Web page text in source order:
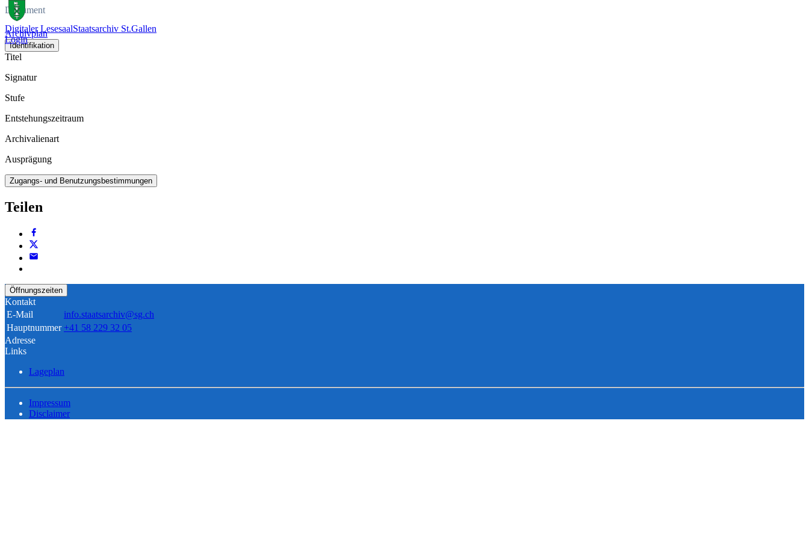
Digitaler LesesaalStaatsarchiv St.Gallen
Login
Dokument
Archivplan
Identifikation
Titel
Signatur
Stufe
Entstehungszeitraum
Archivalienart
Ausprägung
Zugangs- und Benutzungsbestimmungen
Teilen
Öffnungszeiten
Kontakt
E-Mail
info.staatsarchiv@sg.ch
Hauptnummer +41 58 229 32 05
Adresse
Links
Lageplan
Impressum
Disclaimer